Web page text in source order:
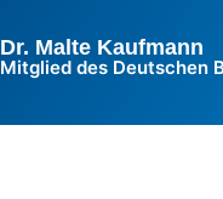
Dr. Malte Kaufmann
Mitglied des Deutschen